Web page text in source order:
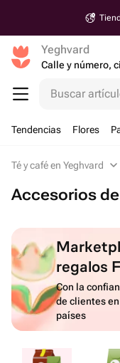
Yeghvard
Calle y número,
Buscar
Tendencias Flores
Té y café en Yeghvard
Accesorios
regalos
Con la
de clientes
países